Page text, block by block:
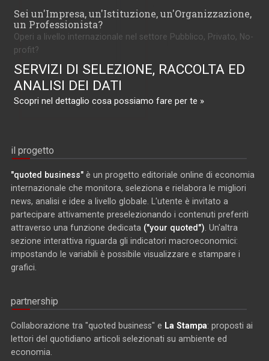
Sei un'Impresa, un'Istituzione, un'Organizzazione,
un Professionista?
Operi a livello internazionale nel settore Pubblico, Privato, No-
profit?
SERVIZI DI SELEZIONE, RACCOLTA ED
ANALISI DEI DATI
Scopri nel dettaglio cosa possiamo fare per te »
il progetto
"quoted business" è un progetto editoriale online di economia
internazionale che monitora, seleziona e rielabora le migliori
news, analisi e idee a livello globale. L'utente è invitato a
partecipare attivamente preselezionando i contenuti preferiti
attraverso una funzione dedicata ("your quoted") . Un'altra
sezione interattiva riguarda gli indicatori macroeconomici:
impostando le variabili è possibile visualizzare e stampare i
grafici.
partnership
Collaborazione tra "quoted business" e La Stampa: proposti ai
lettori del quotidiano articoli selezionati su ambiente ed
economia.